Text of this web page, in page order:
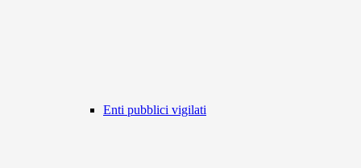
Enti pubblici vigilati